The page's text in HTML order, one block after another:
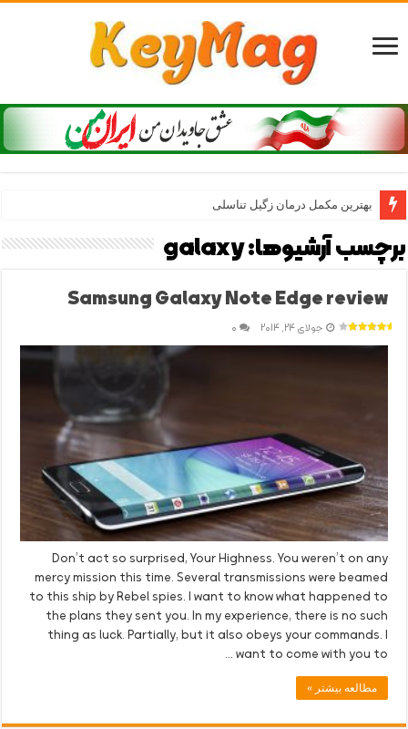
بهترین مکمل درمان زگیل تناسلی
برچسب آرشیوها:galaxy
Samsung Galaxy Note Edge review
جولای 24, 2014 0
Don’t act so surprised, Your Highness. You weren’t on any
mercy mission this time. Several transmissions were beamed
to this ship by Rebel spies. I want to know what happened to
the plans they sent you. In my experience, there is no such
thing as luck. Partially, but it also obeys your commands. I
want to come with you to …
مطالعه بیشتر »